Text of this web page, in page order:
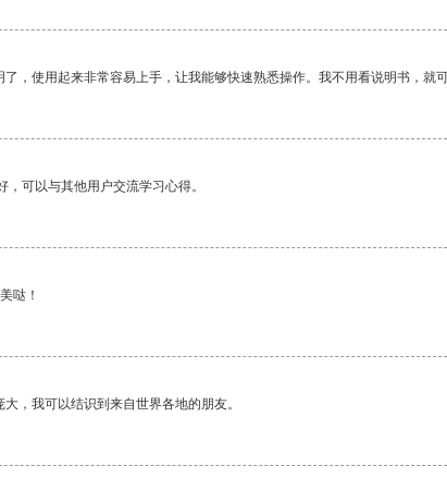
，使用起来非常容易上手，让我能够快速熟悉操作。我不用看说明书，就
可以与其他用户交流学习心得。
哒！
，我可以结识到来自世界各地的朋友。